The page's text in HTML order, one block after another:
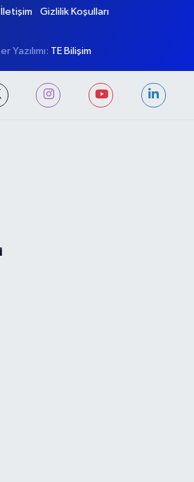
İletişim Gizlilik Koşulları
Yazılımı: TE Bilişim